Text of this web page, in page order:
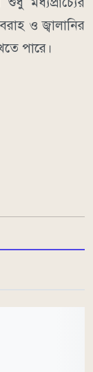
ও জ্বালানির
পারে।